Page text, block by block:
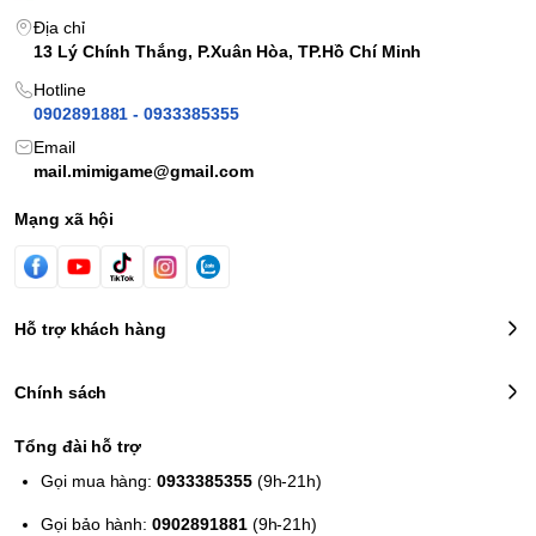
chuyện mới và hoàn toàn mới mẻ cho người chơi trải
nghiệm.
Đồ họa tuyệt đẹp:
tiến để tạo ra một thế giới trực quan và sống động.
Phát triển bởi: Avalanche Software
Phát hành bởi: Warner Bros. Interactive Entertainment
Ngày phát hành: 10.02.2023
MỘT SỐ HÌNH ẢNH TRONG GAME HOGWARTS
Địa chỉ
13 Lý Chính Thắng, P.Xuân Hòa, TP.Hồ Chí Minh
Hotline
0902891881 - 0933385355
Email
mail.mimigame@gmail.com
Mạng xã hội
Hỗ trợ khách hàng
Chính sách
Tổng đài hỗ trợ
Gọi mua hàng:0933385355(9h-21h)
Gọi bảo hành:0902891881(9h-21h)